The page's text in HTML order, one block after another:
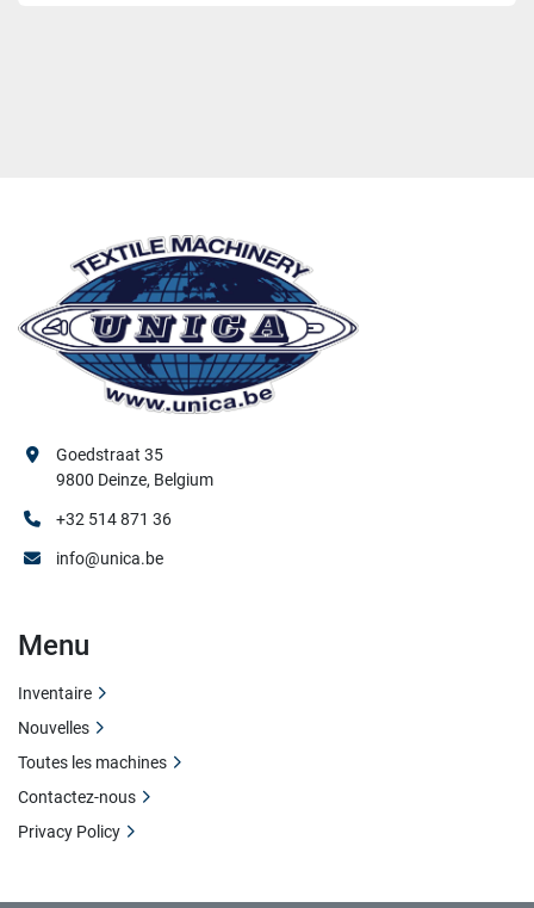
Goedstraat 35
9800 Deinze, Belgium
+32 514 871 36
info@unica.be
Menu
Inventaire
Nouvelles
Toutes les machines
Contactez-nous
Privacy Policy